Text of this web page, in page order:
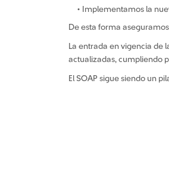
• Implementamos la
De esta forma
La entrada en vigencia de
actualizadas, cumpliendo
El SOAP sigue siendo un